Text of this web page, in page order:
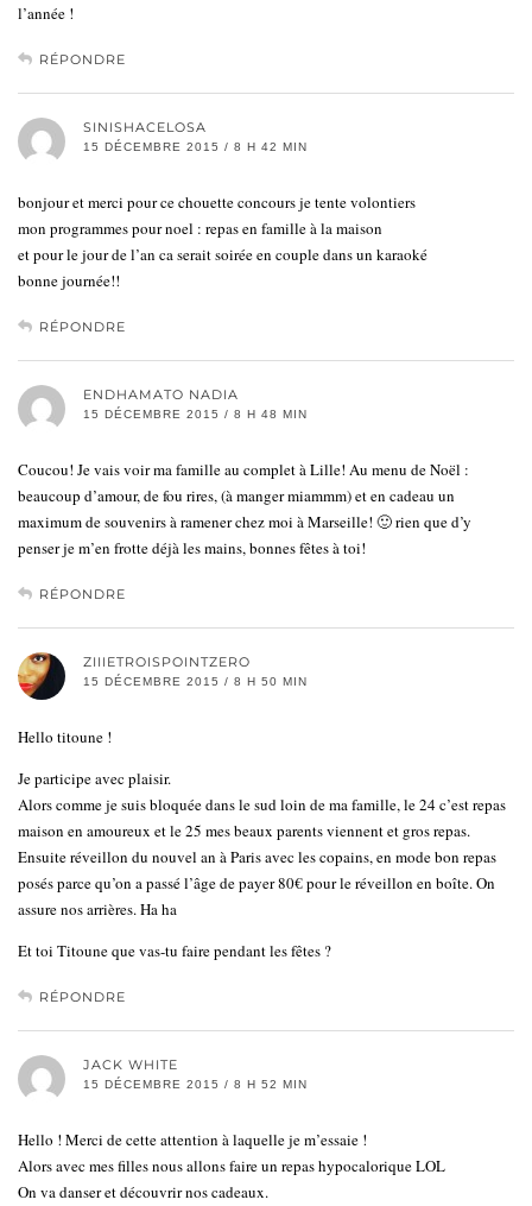
l’année !
RÉPONDRE
SINISHACELOSA
15 DÉCEMBRE 2015 / 8 H 42 MIN
bonjour et merci pour ce chouette concours je tente volontiers
mon programmes pour noel : repas en famille à la maison
et pour le jour de l’an ca serait soirée en couple dans un karaoké
bonne journée!!
RÉPONDRE
ENDHAMATO NADIA
15 DÉCEMBRE 2015 / 8 H 48 MIN
Coucou! Je vais voir ma famille au complet à Lille! Au menu de Noël :
beaucoup d’amour, de fou rires, (à manger miammm) et en cadeau un
maximum de souvenirs à ramener chez moi à Marseille! 🙂 rien que d’y
penser je m’en frotte déjà les mains, bonnes fêtes à toi!
RÉPONDRE
ZIIIETROISPOINTZERO
15 DÉCEMBRE 2015 / 8 H 50 MIN
Hello titoune !
Je participe avec plaisir.
Alors comme je suis bloquée dans le sud loin de ma famille, le 24 c’est repas
maison en amoureux et le 25 mes beaux parents viennent et gros repas.
Ensuite réveillon du nouvel an à Paris avec les copains, en mode bon repas
posés parce qu’on a passé l’âge de payer 80€ pour le réveillon en boîte. On
assure nos arrières. Ha ha
Et toi Titoune que vas-tu faire pendant les fêtes ?
RÉPONDRE
JACK WHITE
15 DÉCEMBRE 2015 / 8 H 52 MIN
Hello ! Merci de cette attention à laquelle je m’essaie !
Alors avec mes filles nous allons faire un repas hypocalorique LOL
On va danser et découvrir nos cadeaux.